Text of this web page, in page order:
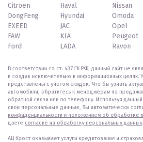
Citroen
DongFeng
EXEED
FAW
Ford
Haval
Hyundai
JAC
KIA
LADA
Nissan
Omoda
Opel
Peugeot
Ravon
В соответствии со ст. 437 ГК РФ, данный сайт не
и создан исключительно в информационных целях.
представлены с учетом скидок. Что бы узнать
автомобили, обратитесь к менеджерам по
обратной связи или по телефону. Используя
свои персональные данные, Вы автоматически
конфиденциальности и положением об обработке
даете согласие на обработку персональных данных.
АЦ Крост оказывает услуги кредитования и